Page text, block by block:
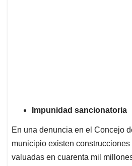
Impunidad sancionatoria
En una denuncia en el Concejo
municipio existen
valuadas en cuarenta mil